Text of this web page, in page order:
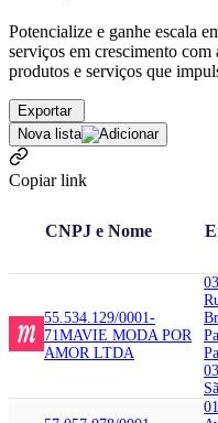
Potencialize e ganhe escala
serviços em crescimento
produtos e serviços que
Exportar
Nova lista
Copiar link
CNPJ e Nome
55.534.129/0001-
71 MAVIE MODA POR
AMOR LTDA